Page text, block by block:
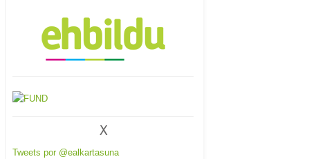
X
Tweets por @ealkartasuna